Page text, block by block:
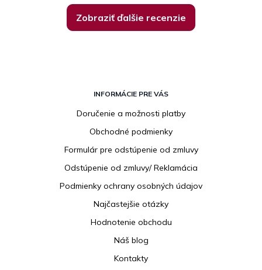
Zobraziť ďalšie recenzie
INFORMÁCIE PRE VÁS
Doručenie a možnosti platby
Obchodné podmienky
Formulár pre odstúpenie od zmluvy
Odstúpenie od zmluvy/ Reklamácia
Podmienky ochrany osobných údajov
Najčastejšie otázky
Hodnotenie obchodu
Náš blog
Kontakty